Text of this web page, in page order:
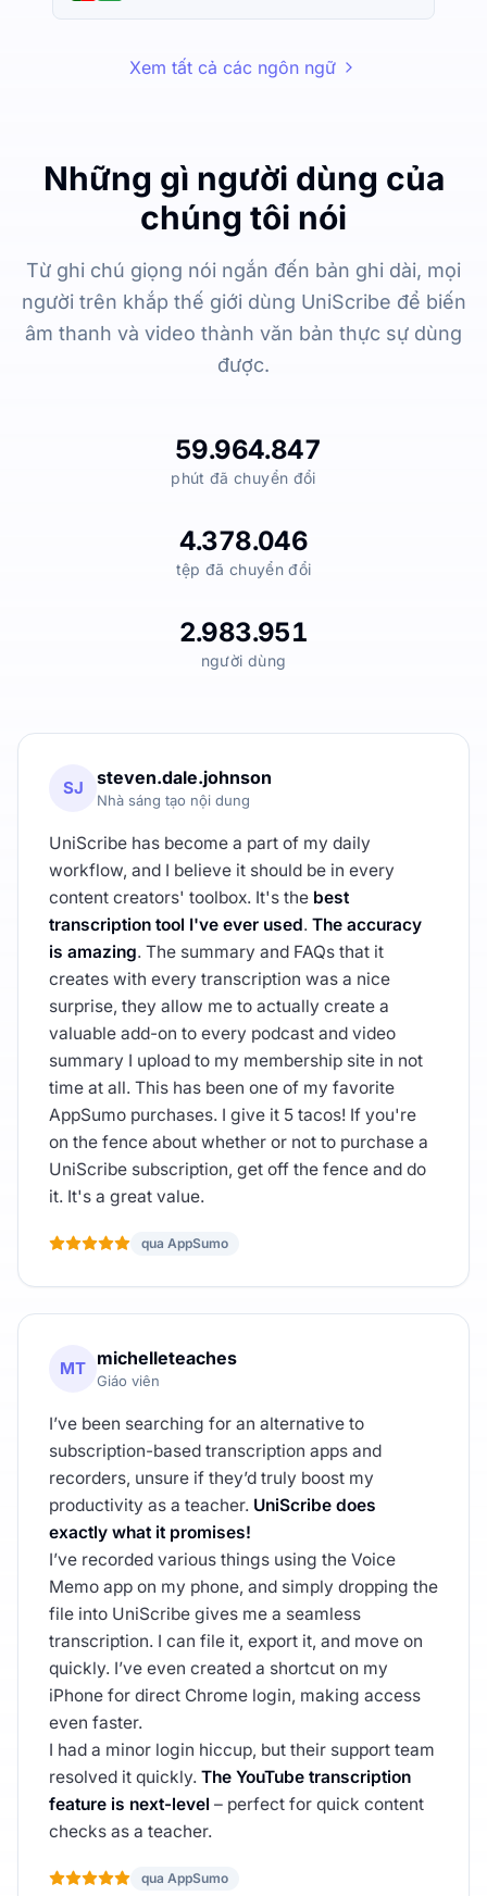
Xem tất cả các ngôn ngữ
Những gì người dùng của
chúng tôi nói
Từ ghi chú giọng nói ngắn đến bản ghi dài, mọi
người trên khắp thế giới dùng UniScribe để biến
âm thanh và video thành văn bản thực sự dùng
được.
59.964.847
phút đã chuyển đổi
4.378.046
tệp đã chuyển đổi
2.983.951
người dùng
SJ steven.dale.johnson
Nhà sáng tạo nội dung
UniScribe has become a part of my daily
workflow, and I believe it should be in every
content creators' toolbox. It's the best
transcription tool I've ever used. The accuracy
is amazing. The summary and FAQs that it
creates with every transcription was a nice
surprise, they allow me to actually create a
valuable add-on to every podcast and video
summary I upload to my membership site in not
time at all. This has been one of my favorite
AppSumo purchases. I give it 5 tacos! If you're
on the fence about whether or not to purchase a
UniScribe subscription, get off the fence and do
it. It's a great value.
qua AppSumo
MT michelleteaches
Giáo viên
I’ve been searching for an alternative to
subscription-based transcription apps and
recorders, unsure if they’d truly boost my
productivity as a teacher. UniScribe does
exactly what it promises!
I’ve recorded various things using the Voice
Memo app on my phone, and simply dropping the
file into UniScribe gives me a seamless
transcription. I can file it, export it, and move on
quickly. I’ve even created a shortcut on my
iPhone for direct Chrome login, making access
even faster.
I had a minor login hiccup, but their support team
resolved it quickly. The YouTube transcription
feature is next-level – perfect for quick content
checks as a teacher.
qua AppSumo